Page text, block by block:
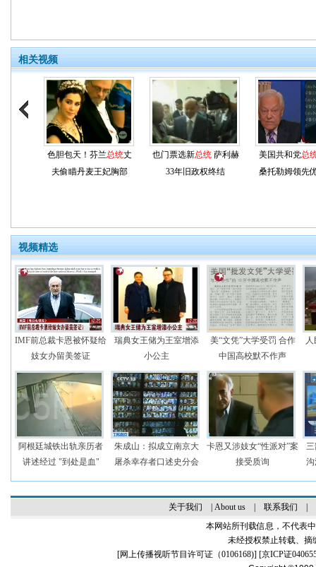
相关视频
色胆包天！芬兰总统丈
夫偷瞄丹麦王妃胸部
也门票选新总统萨利赫
33年旧政权终结
美国共和党总
桑托勒姆领先
视频精选
IMF前总裁卡恩被怀疑给
妓女办留美签证
瑞典女王储为王室增添
小公主
美“文凭”大学受罚 合作
中国高校默不作声
阿根廷城铁出轨亲历者
讲述经过 "到处是血"
朱成山：拟成立南京大
屠杀幸存者口述史分会
卡恩又涉妓女“性派对”案
接受质询
关于我们 About us| 联系我们
本网站所刊载信息，不代表
未经授权禁止转载、摘
[网上传播视听节目许可证（0106168)] [京ICP证